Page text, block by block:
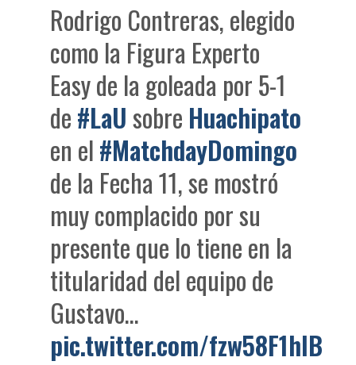
Rodrigo Contreras, elegido
como la Figura Experto
Easy de la goleada por 5-1
de#LaUsobre Huachipato
en el#MatchdayDomingo
de la Fecha 11, se mostró
muy complacido por su
presente que lo tiene en la
titularidad del equipo de
Gustavo…
pic.twitter.com/fzw58F1hlB